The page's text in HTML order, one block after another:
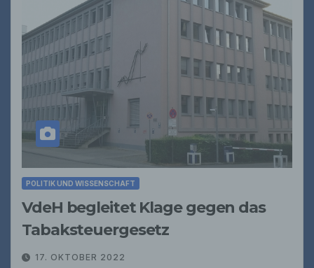
POLITIK UND WISSENSCHAFT
VdeH begleitet Klage gegen das
Tabaksteuergesetz
17. OKTOBER 2022